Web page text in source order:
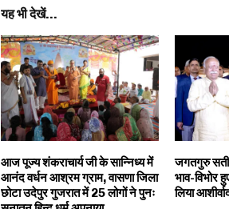
यह भी देखें...
आज पूज्य शंकराचार्य जी के सान्निध्य में
आनंद वर्धन आश्रम ग्राम, वासणा जिला
छोटा उदेपुर गुजरात में 25 लोगों ने पुनः
जगतगुरु
भाव-विभोर
लिया